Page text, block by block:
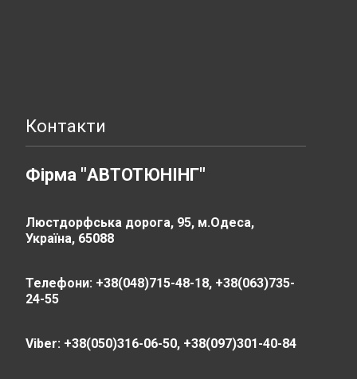
Контакти
Фірма "АВТОТЮНІНГ"
Люстдорфська дорога, 95, м.Одеса,
Україна, 65088
Телефони: +38(048)715-48-18, +38(063)735-
24-55
Viber: +38(050)316-06-50, +38(097)301-40-84